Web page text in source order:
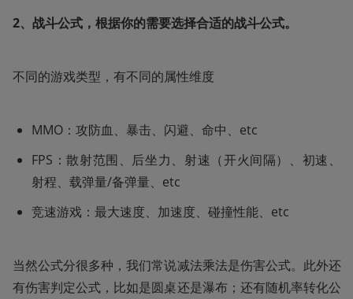
2、战斗公式，根据你的需要选择合适的战斗公式。
不同的游戏类型，有不同的属性维度
MMO：攻防血、暴击、闪避、命中、etc
FPS：散射范围、后坐力、射速（开火间隔）、初速、
射程、载弹量/备弹量、etc
竞速游戏：最大速度、加速度、碰撞性能、etc
当然公式分很多种，我们常说减法乘法是伤害公式。此外还
有伤害判定公式，比如是圆桌还是瀑布；还有随机率转化公